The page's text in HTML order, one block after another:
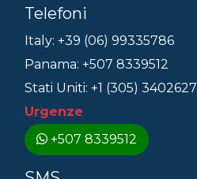
Telefoni
Italy: +39 (06) 99335786
Panama: +507 8339512
Stati Uniti: +1 (305) 3402627
Urgenze
+507 8339512